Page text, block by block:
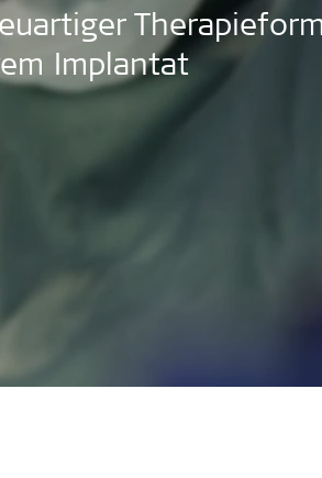
Implantat